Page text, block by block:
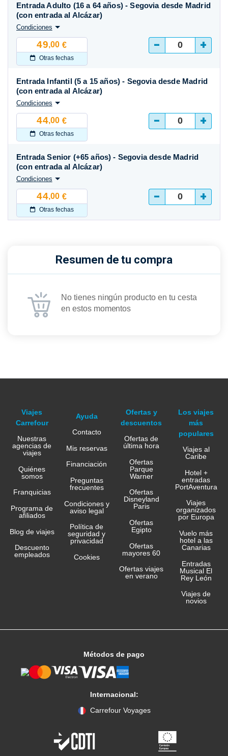
49,00 €
Otras fechas
Entrada Adulto (16 a 64 años) - Segovia desde Madrid
(con entrada al Alcázar)
Condiciones
- +
44,00 €
Otras fechas
Entrada Infantil (5 a 15 años) - Segovia desde Madrid
(con entrada al Alcázar)
Condiciones
- +
44,00 €
Otras fechas
Entrada Senior (+65 años) - Segovia desde Madrid
(con entrada al Alcázar)
Condiciones
- +
Resumen de tu compra
No tienes ningún producto en tu cesta
en estos momentos
Viajes
Carrefour
Nuestras
agencias de
viajes
Quiénes
somos
Franquicias
Programa de
afiliados
Blog de viajes
Descuento
empleados
Ayuda
Contacto
Mis reservas
Financiación
Preguntas
frecuentes
Condiciones y
aviso legal
Política de
seguridad y
privacidad
Cookies
Ofertas y
descuentos
Ofertas de
última hora
Ofertas
Parque
Warner
Ofertas
Disneyland
Paris
Ofertas
Egipto
Ofertas
mayores 60
Ofertas viajes
en verano
Los viajes
más
populares
Viajes al
Caribe
Hotel +
entradas
PortAventura
Viajes
organizados
por Europa
Vuelo más
hotel a las
Canarias
Entradas
Musical El
Rey León
Viajes de
novios
Métodos de pago
Internacional:
Carrefour Voyages